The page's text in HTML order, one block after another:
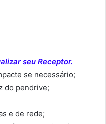
seu Receptor.
se necessário;
do pendrive;
e de rede;